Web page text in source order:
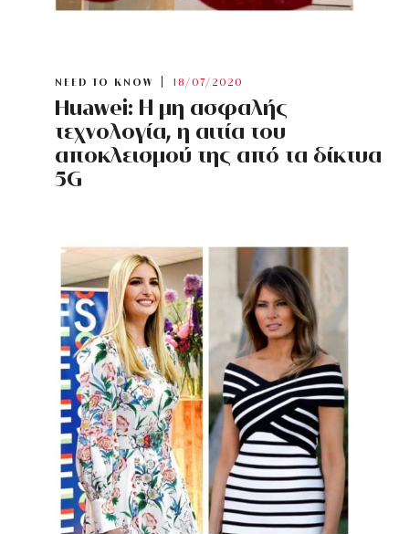
NEED TO KNOW 18/07/2020
Huawei: Η μη ασφαλής
τεχνολογία, η αιτία του
αποκλεισμού της από τα δίκτυα
5G